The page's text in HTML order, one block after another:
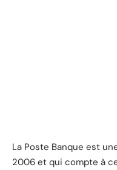
La Poste Banque est
2006 et qui compte à